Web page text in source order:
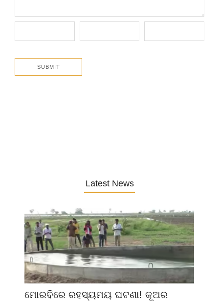
Latest News
ମୋରବିରେ ରହସ୍ୟମୟ ଘଟଣା! କୂଅର